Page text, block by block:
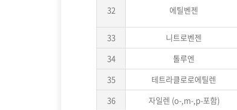
32 에틸벤젠
33
니트로벤젠
34
톨루엔
35
테트라클로로에틸렌
36
자일렌 (o-,m-,p-포함)